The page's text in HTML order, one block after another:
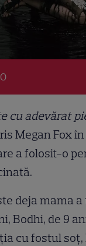
cu adevărat
Megan Fox
a folosit-o
deja mama
Bodhi, de 9
cu fostul